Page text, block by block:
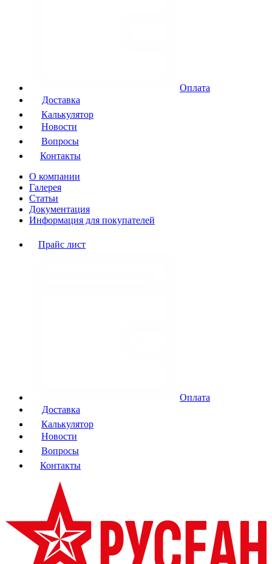
Оплата
Доставка
Калькулятор
Новости
Вопросы
Контакты
О компании
Галерея
Статьи
Документация
Информация для покупателей
Прайс лист
Оплата
Доставка
Калькулятор
Новости
Вопросы
Контакты